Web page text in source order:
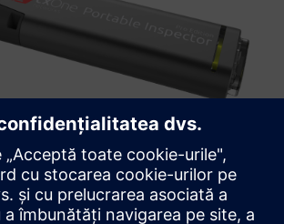
Inspector
este un instrument portabil, fără